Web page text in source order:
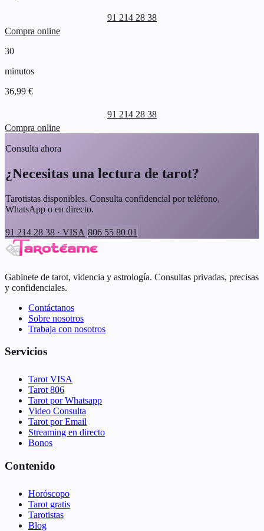
91 214 28 38
Compra online
30
minutos
36,99 €
91 214 28 38
Compra online
Consulta ahora
¿Necesitas una lectura de tarot?
Tarotistas disponibles. Consulta confidencial por teléfono,
WhatsApp o en directo.
91 214 28 38 · VISA 806 55 80 01
Gabinete de tarot, videncia y astrología. Consultas privadas, precisas
y confidenciales.
Contáctanos
Sobre nosotros
Trabaja con nosotros
Servicios
Tarot VISA
Tarot 806
Tarot por Whatsapp
Video Consulta
Tarot por Email
Streaming en directo
Bonos
Contenido
Horóscopo
Tarot gratis
Tarotistas
Blog